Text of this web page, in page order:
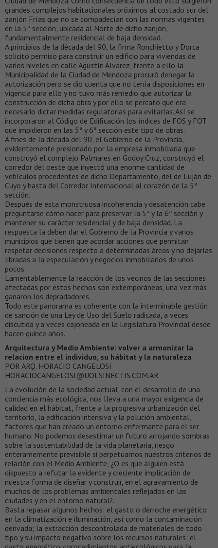
grandes complejos habitacionales próximos al costado sur del
zanjón Frías que no se compadecían con las normas vigentes
en la 5ª sección, ubicada al Norte de dicho zanjón,
fundamentalmente residencial de baja densidad.
A principios de la década del 90, la firma Ronchietto y Dorca
solicitó permiso para construir un edificio para viviendas de
varios niveles en calle Agustín Álvarez, frente a ello la
Municipalidad de la Ciudad de Mendoza procuró denegar la
autorización pero se dio cuenta que no tenía disposiciones en
vigencia para ello y no tuvo más remedio que autorizar la
construcción de dicha obra y por ello se percató que era
necesario dictar medidas regulatorias para evitarlas. Así se
incorporaron al Código de Edificación los índices de FOS y FOT
que impidieron en las 5ª y 6ª sección este tipo de obras.
A fines de la década del 90, el Gobierno de la Provincia,
evidentemente presionado por la empresa inmobiliaria que
construyó el complejo Palmares en Godoy Cruz, construyó el
corredor del oeste que inyectó una enorme cantidad de
vehículos procedentes de dicho Departamento, del de Luján de
Cuyo y hasta del Corredor Internacional al corazón de la 5ª
sección.
Después de esta monstruosa incoherencia y desatención cabe
preguntarse cómo hacer para preservar la 5ª y la 6ª sección y
mantener su carácter residencial y de baja densidad. La
respuesta la deben dar el Gobierno de la Provincia y varios
municipios que tienen que acordar acciones que permitan
respetar decisiones respecto a determinadas áreas y no dejarlas
libradas a la especulación y negocios inmobiliarios de unos
pocos.
Lamentablemente la reacción de los vecinos de las secciones
afectadas por estos hechos son extemporáneas, una vez más
ganaron los depradadores.
Todo este panorama es coherente con la interminable gestión
de sanción de una Ley de Uso del Suelo radicada, a veces
discutida y a veces cajoneada en la Legislatura Provincial desde
hacen quince años.
Arquitectura y Medio Ambiente: volver a armonizar la
relacion entre el individuo, su hábitat y la naturaleza
POR ARQ. HORACIO CANGELOSI
HORACIOCANGELOSI@UOLSINECTIS.COM.AR
La evolución de la sociedad actual, con el desarrollo de una
conciencia más ecológica, nos lleva a una mayor exigencia de
calidad en el hábitat, frente a la progresiva urbanización del
territorio, la edificación intensiva y la polución ambiental,
factores que han creado un entorno enfermante para el ser
humano. No podemos desestimar un futuro arrojando sombras
sobre la sustentabilidad de la vida planetaria, riesgo
enteramemente previsible si perpetuamos nuestros criterios de
relación con el Medio Ambiente, ¿O es que alguien está
dispuesto a refutar la evidente y creciente implicación de
nuestra forma de diseñar y construir, en el agravamiento de
muchos de los problemas ambientales reflejados en las
ciudades y en el entorno natural?.
Basta repasar algunos hechos: el gasto o derroche energético
en la climatización e iluminación, así como la contaminación
derivada; la extracción descontrolada de materiales de todo
tipo y su impacto negativo sobre los recursos naturales; el